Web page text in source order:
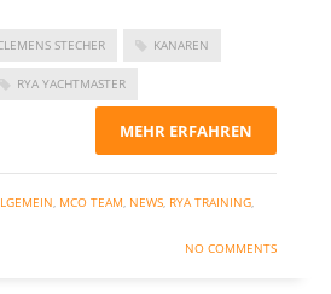
STECHER KANAREN
RYA YACHTMASTER
MEHR ERFAHREN
, MCO TEAM, NEWS, RYA TRAINING,
NO COMMENTS